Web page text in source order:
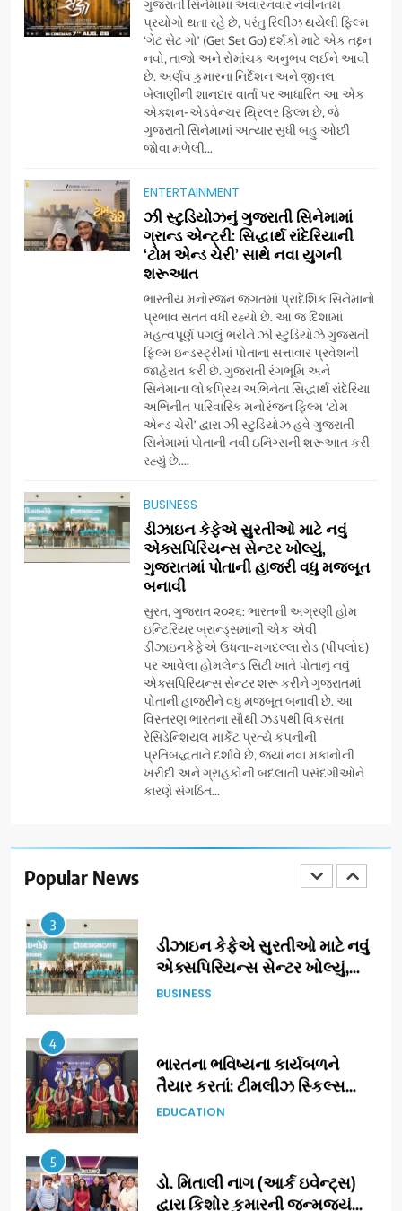
ગુજરાતી સિનેમામાં અવારનવાર નવીનતમ
પ્રયોગો થતા રહે છે, પરંતુ રિલીઝ થયેલી ફિલ્મ
‘ગેટ સેટ ગો’ (Get Set Go) દર્શકો માટે એક તદ્દન
નવો, તાજો અને રોમાંચક અનુભવ લઈને આવી
છે. અર્ણવ કુમારના નિર્દેશન અને જીનલ
બેલાણીની શાનદાર વાર્તા પર આધારિત આ એક
એક્શન-એડવેન્ચર થ્રિલર ફિલ્મ છે, જે
ગુજરાતી સિનેમામાં અત્યાર સુધી બહુ ઓછી
જોવા મળેલી...
ENTERTAINMENT
ઝી સ્ટુડિયોઝનું ગુજરાતી સિનેમામાં
ગ્રાન્ડ એન્ટ્રી: સિદ્ધાર્થ રાંદેરિયાની
‘ટોમ એન્ડ ચેરી’ સાથે નવા યુગની
શરૂઆત
ભારતીય મનોરંજન જગતમાં પ્રાદેશિક સિનેમાનો
પ્રભાવ સતત વધી રહ્યો છે. આ જ દિશામાં
મહત્વપૂર્ણ પગલું ભરીને ઝી સ્ટુડિયોઝે ગુજરાતી
ફિલ્મ ઇન્ડસ્ટ્રીમાં પોતાના સત્તાવાર પ્રવેશની
જાહેરાત કરી છે. ગુજરાતી રંગભૂમિ અને
સિનેમાના લોકપ્રિય અભિનેતા સિદ્ધાર્થ રાંદેરિયા
અભિનીત પારિવારિક મનોરંજન ફિલ્મ ‘ટોમ
એન્ડ ચેરી’ દ્વારા ઝી સ્ટુડિયોઝ હવે ગુજરાતી
સિનેમામાં પોતાની નવી ઇનિંગ્સની શરૂઆત કરી
રહ્યું છે....
BUSINESS
ડીઝાઇન કેફેએ સુરતીઓ માટે નવું
એક્સપિરિયન્સ સેન્ટર ખોલ્યું,
ગુજરાતમાં પોતાની હાજરી વધુ મજબૂત
બનાવી
સુરત, ગુજરાત ૨૦૨૬: ભારતની અગ્રણી હોમ
ઇન્ટિરિયર બ્રાન્ડ્સમાંની એક એવી
ડીઝાઇનકેફેએ ઉધના-મગદલ્લા રોડ (પીપલોદ)
પર આવેલા હોમલેન્ડ સિટી ખાતે પોતાનું નવું
એક્સપિરિયન્સ સેન્ટર શરૂ કરીને ગુજરાતમાં
પોતાની હાજરીને વધુ મજબૂત બનાવી છે. આ
વિસ્તરણ ભારતના સૌથી ઝડપથી વિકસતા
રેસિડેન્શિયલ માર્કેટ પ્રત્યે કંપનીની
પ્રતિબદ્ધતાને દર્શાવે છે, જ્યાં નવા મકાનોની
ખરીદી અને ગ્રાહકોની બદલાતી પસંદગીઓને
કારણે સંગઠિત...
Popular News
5
ડો. મિતાલી નાગ (આર્ક ઇવેન્ટ્સ)
દ્વારા કિશોર કુમારની જન્મજયંતિ
નિમિત્તે સંગીતમય શ્રદ્ધાંજલિ
AHMEDABAD
177 દેશો અને 52 લાખ દર્શકો:
ગુજરાતી OTT પ્લેટફોર્મ ‘જોજો’
(JOJO) નો વિશ્વભરમાં દબદબો
BUSINESS
અમદાવાદમાં યોજાયેલા ‘ઓકલ્ટ
ટેરોટ રીડર પુનિતજી લુલ્લા એ ટેરોટ
કાર્ડ રીડિંગ અંગે માહિતી આપી
AHMEDABAD
8
ગ્લોબલ એક્સેલન્સ ફોરમ દ્વારા
નેશનલ લીડરશિપ કોન્કલેવ તથા
ભારત સમ્માન ૨૦૨૬નો ભવ્ય અને
પ્રતિષ્ઠિત કાર્યક્રમ નવી દિલ્હીમાં
સફળતાપૂર્વક યોજાયો
BUSINESS
ગેટ સેટ ગો રિવ્યુ: ગુજરાતી
સિનેમામાં એક્શન અને રોમાંચનો
એક તદ્દન નવો અને અનોખો
અંદાજ
ENTERTAINMENT
ગ્રાન્ડ એન્ટ્રી: સિદ્ધાર્થ રાંદેરિયાની
‘ટોમ એન્ડ ચેરી’ સાથે નવા યુગની
3
ડીઝાઇન કેફેએ સુરતીઓ માટે નવું
એક્સપિરિયન્સ સેન્ટર ખોલ્યું,
ગુજરાતમાં પોતાની હાજરી વધુ
BUSINESS
4
ભારતના ભવિષ્યના કાર્યબળને
તૈયાર કરતાં: ટીમલીઝ સ્કિલ્સ
યુનિવર્સિટીએ 65 સ્નાતકોને ડિગ્રી
EDUCATION
5
ડો. મિતાલી નાગ (આર્ક ઇવેન્ટ્સ)
દ્વારા કિશોર કુમારની જન્મજયંતિ